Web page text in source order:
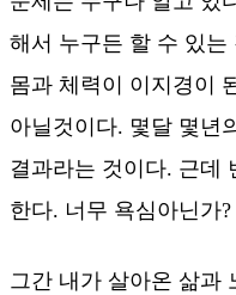
해서 누구든 할 수 있는
몸과 체력이 이지경이
아닐것이다. 몇달 몇년
결과라는 것이다. 근데
한다. 너무 욕심아닌가?
그간 내가 살아온 삶과